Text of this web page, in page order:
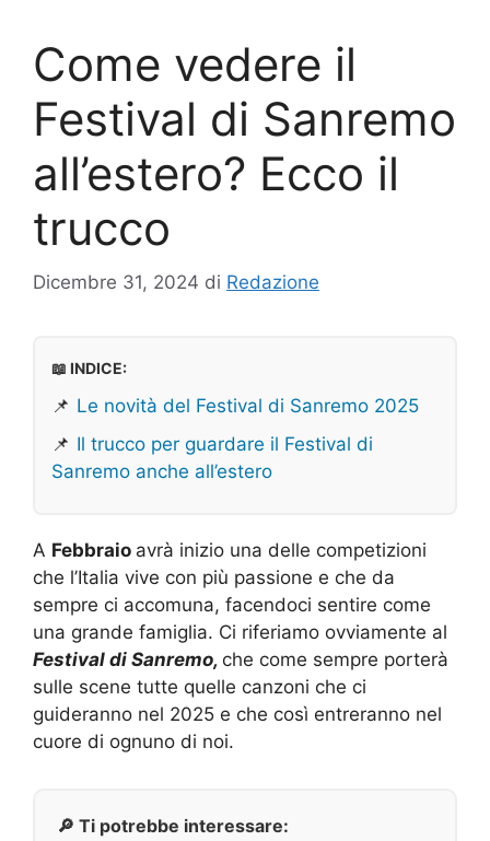
Come vedere il
Festival di Sanremo
all’estero? Ecco il
trucco
Dicembre 31, 2024 di Redazione
📖 INDICE:
📌 Le novità del Festival di Sanremo 2025
📌 Il trucco per guardare il Festival di
Sanremo anche all’estero
A Febbraio avrà inizio una delle competizioni
che l’Italia vive con più passione e che da
sempre ci accomuna, facendoci sentire come
una grande famiglia. Ci riferiamo ovviamente al
Festival di Sanremo, che come sempre porterà
sulle scene tutte quelle canzoni che ci
guideranno nel 2025 e che così entreranno nel
cuore di ognuno di noi.
🔎 Ti potrebbe interessare: